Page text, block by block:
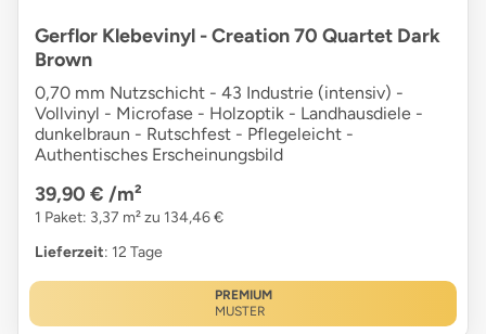
Gerflor Klebevinyl - Creation 70 Quartet Dark
Brown
0,70 mm Nutzschicht - 43 Industrie (intensiv) -
Vollvinyl - Microfase - Holzoptik - Landhausdiele -
dunkelbraun - Rutschfest - Pflegeleicht -
Authentisches Erscheinungsbild
39,90 € /m²
1 Paket: 3,37 m² zu 134,46 €
Lieferzeit: 12 Tage
PREMIUM
MUSTER